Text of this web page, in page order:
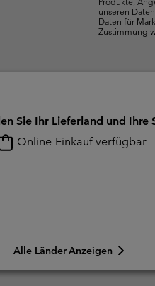
unseren
Daten für
Zustimmung
Sie Ihr Lieferland und Ihre
Online-Einkauf verfügbar
Alle Länder Anzeigen